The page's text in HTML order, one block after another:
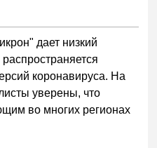
дает низкий
коронавируса. На
уверены, что
во многих регионах